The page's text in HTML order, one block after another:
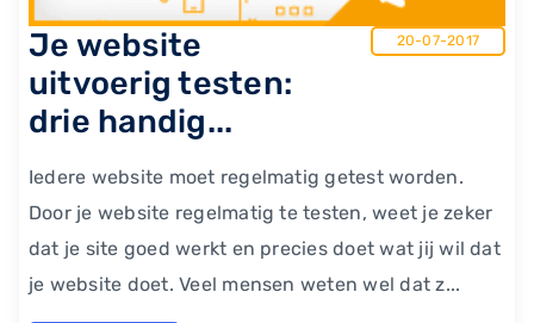
Je website
uitvoerig testen:
drie handig...
20-07-2017
Iedere website moet regelmatig getest worden.
Door je website regelmatig te testen, weet je zeker
dat je site goed werkt en precies doet wat jij wil dat
je website doet. Veel mensen weten wel dat z...